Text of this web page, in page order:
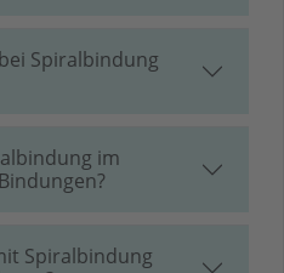
Spiralbindung
im
Spiralbindung